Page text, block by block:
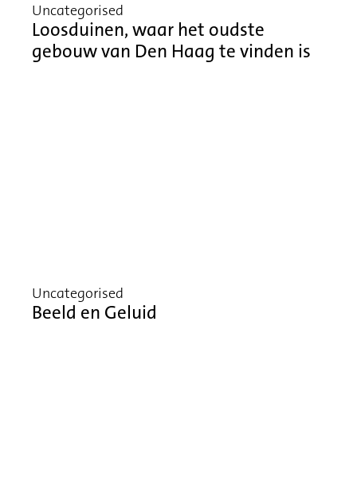
Uncategorised
Loosduinen, waar het oudste
gebouw van Den Haag te vinden is
Uncategorised
Beeld en Geluid